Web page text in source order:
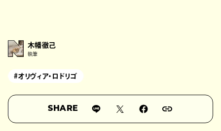
木幡徹己
執筆
#オリヴィア・ロドリゴ
SHARE